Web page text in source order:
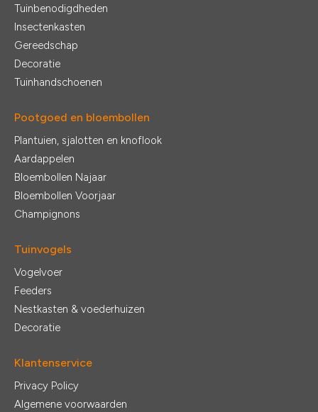
Tuinbenodigdheden
Insectenkasten
Gereedschap
Decoratie
Tuinhandschoenen
Pootgoed en bloembollen
Plantuien, sjalotten en knoflook
Aardappelen
Bloembollen Najaar
Bloembollen Voorjaar
Champignons
Tuinvogels
Vogelvoer
Feeders
Nestkasten & voederhuizen
Decoratie
Klantenservice
Privacy Policy
Algemene voorwaarden